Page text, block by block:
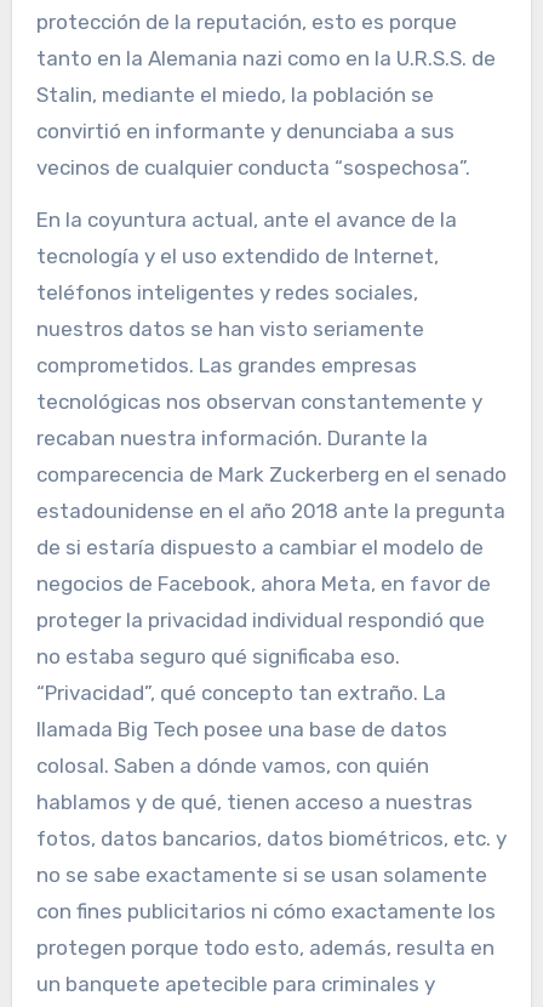
protección de la reputación, esto es porque
tanto en la Alemania nazi como en la U.R.S.S. de
Stalin, mediante el miedo, la población se
convirtió en informante y denunciaba a sus
vecinos de cualquier conducta “sospechosa”.
En la coyuntura actual, ante el avance de la
tecnología y el uso extendido de Internet,
teléfonos inteligentes y redes sociales,
nuestros datos se han visto seriamente
comprometidos. Las grandes empresas
tecnológicas nos observan constantemente y
recaban nuestra información. Durante la
comparecencia de Mark Zuckerberg en el senado
estadounidense en el año 2018 ante la pregunta
de si estaría dispuesto a cambiar el modelo de
negocios de Facebook, ahora Meta, en favor de
proteger la privacidad individual respondió que
no estaba seguro qué significaba eso.
“Privacidad”, qué concepto tan extraño. La
llamada Big Tech posee una base de datos
colosal. Saben a dónde vamos, con quién
hablamos y de qué, tienen acceso a nuestras
fotos, datos bancarios, datos biométricos, etc. y
no se sabe exactamente si se usan solamente
con fines publicitarios ni cómo exactamente los
protegen porque todo esto, además, resulta en
un banquete apetecible para criminales y